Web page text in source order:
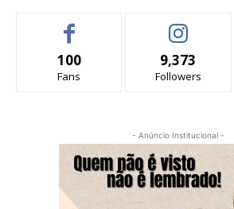
100
Fans
9,373
Followers
- Anúncio Institucional -